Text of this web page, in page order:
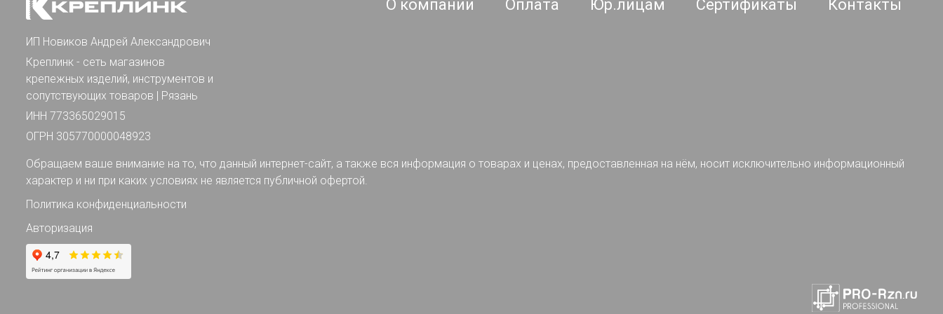
ИП Новиков Андрей Александрович
Креплинк - сеть магазинов
крепежных изделий, инструментов и
сопутствующих товаров | Рязань
ИНН 773365029015
ОГРН 305770000048923
О компании Оплата Юр.лицам Сертификаты Контакты
Обращаем ваше внимание на то, что данный интернет-сайт, а также вся информация о товарах и ценах, предоставленная на нём, носит исключительно информационный
характер и ни при каких условиях не является публичной офертой.
Политика конфиденциальности
Авторизация